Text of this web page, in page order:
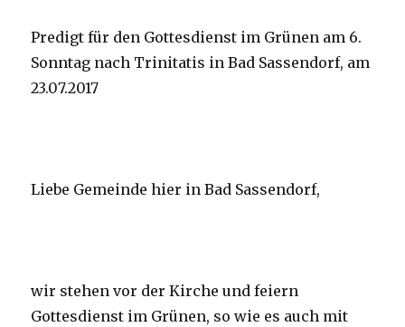
Predigt für den Gottesdienst im Grünen am 6.
Sonntag nach Trinitatis in Bad Sassendorf, am
23.07.2017
Liebe Gemeinde hier in Bad Sassendorf,
wir stehen vor der Kirche und feiern
Gottesdienst im Grünen, so wie es auch mit